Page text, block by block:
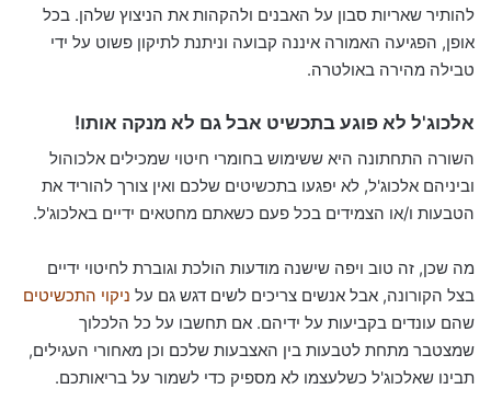
להותיר שאריות סבון על האבנים ולהקהות את הניצוץ שלהן. בכל
אופן, הפגיעה האמורה איננה קבועה וניתנת לתיקון פשוט על ידי
טבילה מהירה באולטרה.
אלכוג'ל לא פוגע בתכשיט אבל גם לא מנקה אותו!
השורה התחתונה היא ששימוש בחומרי חיטוי שמכילים אלכוהול
וביניהם אלכוג'ל, לא יפגעו בתכשיטים שלכם ואין צורך להוריד את
הטבעות ו/או הצמידים בכל פעם כשאתם מחטאים ידיים באלכוג'ל.
מה שכן, זה טוב ויפה שישנה מודעות הולכת וגוברת לחיטוי ידיים
בצל הקורונה, אבל אנשים צריכים לשים דגש גם על ניקוי התכשיטים
שהם עונדים בקביעות על ידיהם. אם תחשבו על כל הלכלוך
שמצטבר מתחת לטבעות בין האצבעות שלכם וכן מאחורי העגילים,
תבינו שאלכוג'ל כשלעצמו לא מספיק כדי לשמור על בריאותכם.